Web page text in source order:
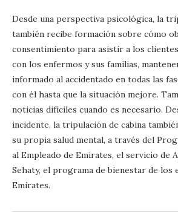
Desde una perspectiva psicológica, la
también recibe formación sobre cómo
consentimiento para asistir a los
con los enfermos y sus familias,
informado al accidentado en todas las
con él hasta que la situación mejore.
noticias difíciles cuando es necesario.
incidente, la tripulación de cabina
su propia salud mental, a través del
al Empleado de Emirates, el servicio de
Sehaty, el programa de bienestar de los
Emirates.